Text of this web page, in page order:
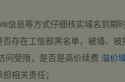
信息等方式仔细核实域名到期
存在工信部黑名单，被墙、
问受限，是否是高价续费 溢价
相关责任；